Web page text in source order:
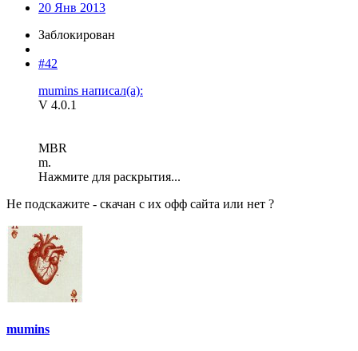
20 Янв 2013
Заблокирован
#42
mumins написал(а):
V 4.0.1
MBR
m.
Нажмите для раскрытия...
Не подскажите - скачан с их офф сайта или нет ?
mumins